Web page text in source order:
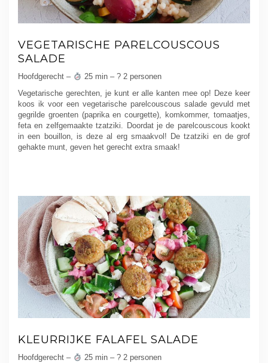
VEGETARISCHE PARELCOUSCOUS
SALADE
Hoofdgerecht –
25 min – ? 2 personen
Vegetarische gerechten, je kunt er alle kanten mee op! Deze keer
koos ik voor een vegetarische parelcouscous salade gevuld met
gegrilde groenten (paprika en courgette), komkommer, tomaatjes,
feta en zelfgemaakte tzatziki. Doordat je de parelcouscous kookt
in een bouillon, is deze al erg smaakvol! De tzatziki en de grof
gehakte munt, geven het gerecht extra smaak!
KLEURRIJKE FALAFEL SALADE
Hoofdgerecht –
25 min – ? 2 personen